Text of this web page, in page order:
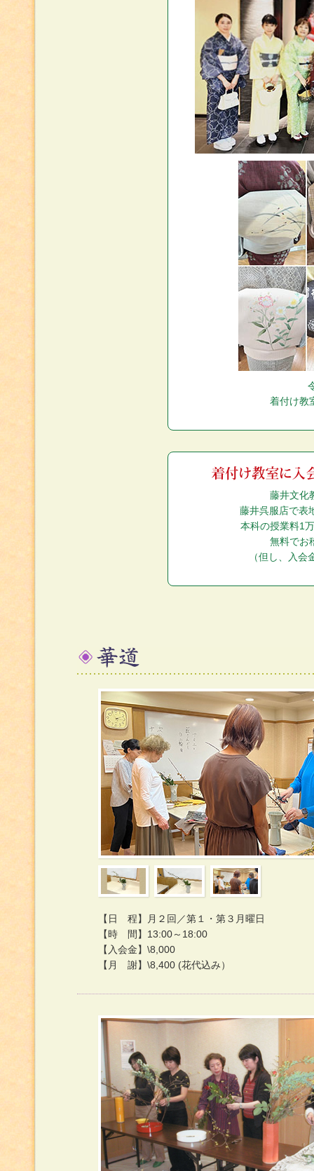
着付け教
藤井文化
藤井呉服店で表
本科の授業料1
無料でお
（但し、入
【日 程】月２回／第１・第３月曜日
【時 間】13:00～18:00
【入会金】\8,000
【月 謝】\8,400 (花代込み）